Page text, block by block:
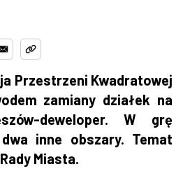
Przestrzeni Kwadratowej
zamiany działek na
deweloper. W grę
inne obszary. Temat
Miasta.